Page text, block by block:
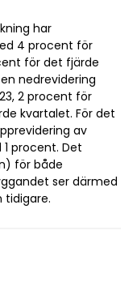
har
4 procent för
för det fjärde
nedrevidering
2 procent för
kvartalet. För det
av
procent. Det
för både
ser därmed